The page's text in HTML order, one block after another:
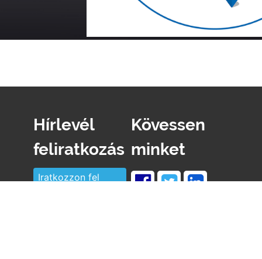
Hírlevél
feliratkozás
Iratkozzon fel
Kövessen
minket